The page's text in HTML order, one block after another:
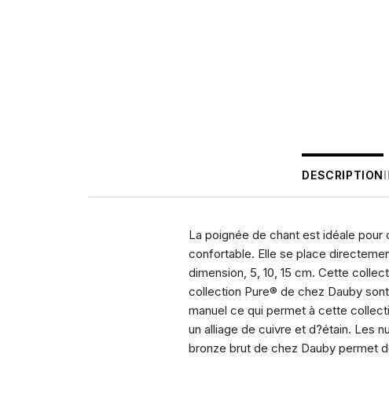
DESCRIPTION
La poignée de chant est idéale
confortable. Elle se place
dimension, 5, 10, 15 cm. Cette
collection Pure® de chez Dauby
manuel ce qui permet à cette
un alliage de cuivre et d?étain. Les
bronze brut de chez Dauby permet